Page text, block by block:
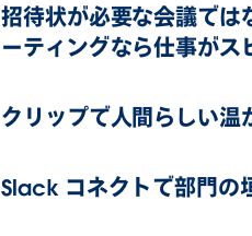
招待状が必要な会議では
ーティングなら仕事がス
クリップで人間らしい
Slack コネクトで部門の